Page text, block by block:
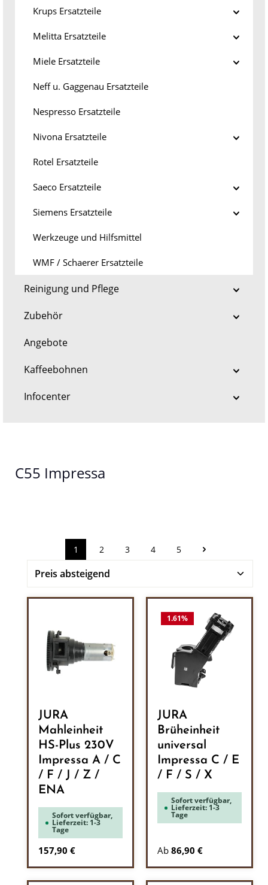
Krups Ersatzteile
Melitta Ersatzteile
Miele Ersatzteile
Neff u. Gaggenau Ersatzteile
Nespresso Ersatzteile
Nivona Ersatzteile
Rotel Ersatzteile
Saeco Ersatzteile
Siemens Ersatzteile
Werkzeuge und Hilfsmittel
WMF / Schaerer Ersatzteile
Reinigung und Pflege
Zubehör
Angebote
Kaffeebohnen
Infocenter
C55 Impressa
Seite
1 Seite
2 Seite
3 Seite
4 Seite
5
JURA
Mahleinheit
HS-Plus 230V
Impressa A / C
/ F / J / Z /
ENA
Sofort verfügbar,
Lieferzeit: 1-3
Tage
Regulärer Preis:
157,90 €
1.61%
JURA
Brüheinheit
universal
Impressa C / E
/ F / S / X
Sofort verfügbar,
Lieferzeit: 1-3
Tage
Ab 86,90 €